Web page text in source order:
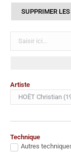
SUPPRIMER
Artiste
Technique
Autres